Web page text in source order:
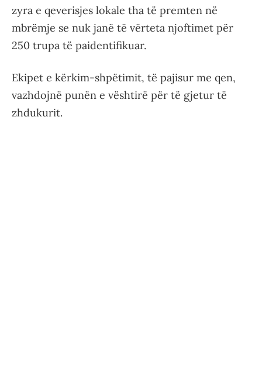
zyra e qeverisjes lokale tha të premten në
mbrëmje se nuk janë të vërteta njoftimet për
250 trupa të paidentifikuar.
Ekipet e kërkim-shpëtimit, të pajisur me qen,
vazhdojnë punën e vështirë për të gjetur të
zhdukurit.